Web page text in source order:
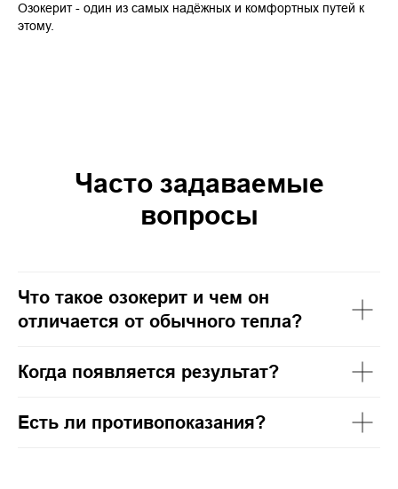
Озокерит - один из самых надёжных и комфортных путей к
этому.
Часто задаваемые
вопросы
Что такое озокерит и чем он
отличается от обычного тепла?
Когда появляется результат?
Есть ли противопоказания?